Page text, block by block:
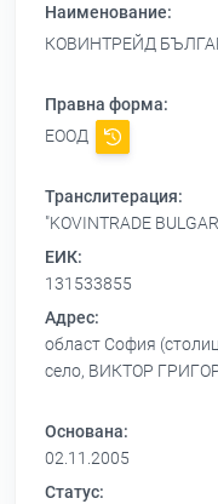
Наименование:
КОВИНТРЕЙД
Правна форма:
ЕООД
Транслитерация:
"KOVINTRADE
ЕИК:
131533855
Адрес:
област София
село, ВИКТОР
Основана:
02.11.2005
Статус: